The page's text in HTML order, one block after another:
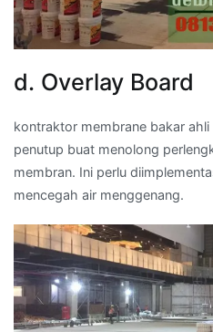
d. Overlay Board
kontraktor membrane bakar
penutup buat menolong
membran. Ini perlu
mencegah air menggenang.